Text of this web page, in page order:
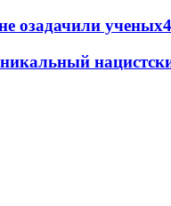
озадачили ученых